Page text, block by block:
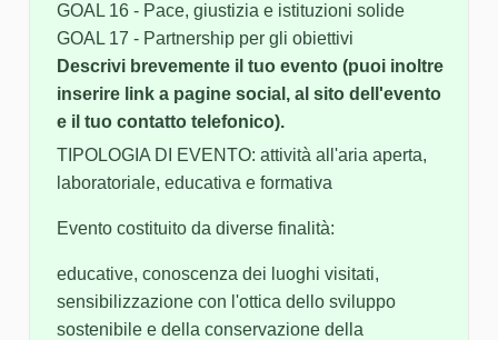
GOAL 16 - Pace, giustizia e istituzioni solide
GOAL 17 - Partnership per gli obiettivi
Descrivi brevemente il tuo evento (puoi inoltre
inserire link a pagine social, al sito dell'evento
e il tuo contatto telefonico).
TIPOLOGIA DI EVENTO: attività all'aria aperta,
laboratoriale, educativa e formativa
Evento costituito da diverse finalità:
educative, conoscenza dei luoghi visitati,
sensibilizzazione con l'ottica dello sviluppo
sostenibile e della conservazione della